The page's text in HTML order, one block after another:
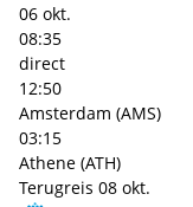
06 okt.
08:35
direct
12:50
Amsterdam (AMS)
03:15
Athene (ATH)
Terugreis 08 okt.